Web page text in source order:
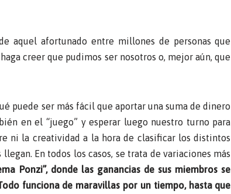
aquel afortunado entre millones de personas que
creer que pudimos ser nosotros o, mejor aún, que
puede ser más fácil que aportar una suma de dinero
en el “juego” y esperar luego nuestro turno para
ni la creatividad a la hora de clasificar los distintos
En todos los casos, se trata de variaciones más
Ponzi”, donde las ganancias de sus miembros se
funciona de maravillas por un tiempo, hasta que